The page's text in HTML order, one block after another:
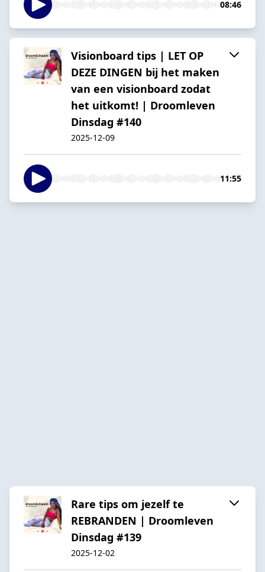
08:46
Visionboard tips | LET OP
DEZE DINGEN bij het maken
van een visionboard zodat
het uitkomt! | Droomleven
Dinsdag #140
2025-12-09
11:55
Rare tips om jezelf te
REBRANDEN | Droomleven
Dinsdag #139
2025-12-02